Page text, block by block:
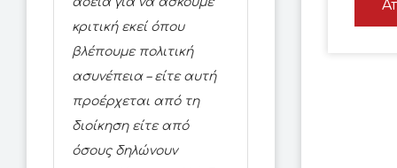
κριτική εκεί όπου
βλέπουμε πολιτική
ασυνέπεια – είτε αυτή
προέρχεται από τη
διοίκηση είτε από
όσους δηλώνουν